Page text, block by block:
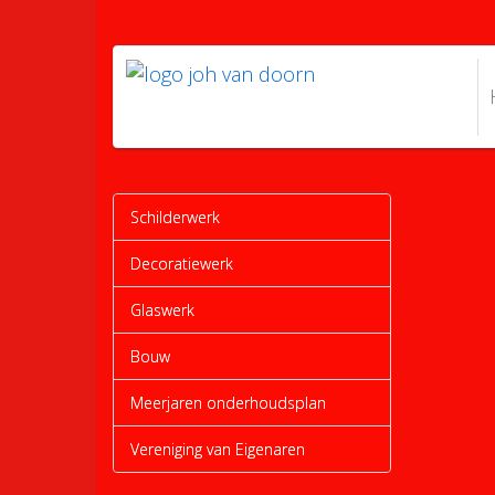
Schilderwerk
Decoratiewerk
Glaswerk
Bouw
Meerjaren onderhoudsplan
Vereniging van Eigenaren